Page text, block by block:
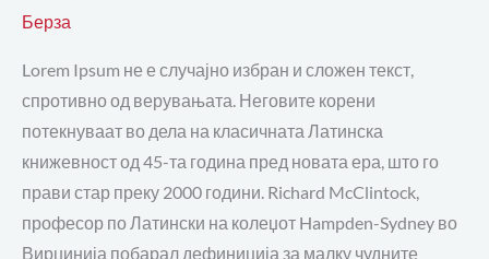
Берза
Lorem Ipsum не е случајно избран и сложен текст,
спротивно од верувањата. Неговите корени
потекнуваат во дела на класичната Латинска
книжевност од 45-та година пред новата ера, што го
прави стар преку 2000 години. Richard McClintock,
професор по Латински на колеџот Hampden-Sydney во
Вирџинија побарал дефиниција за малку чудните